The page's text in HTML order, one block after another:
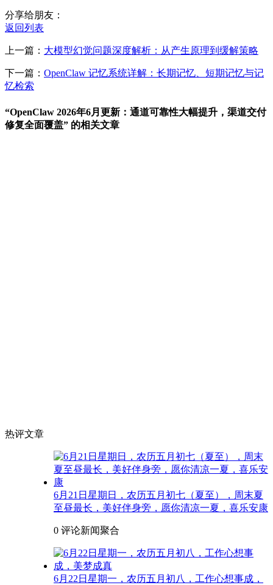
分享给朋友：
返回列表
上一篇： 大模型幻觉问题深度解析：从产生原理到缓解策略
下一篇： OpenClaw 记忆系统详解：长期记忆、短期记忆与记
忆检索
“OpenClaw 2026年6月更新：通道可靠性大幅提升，渠道交付
修复全面覆盖” 的相关文章
热评文章
6月21日星期日，农历五月初七（夏至），周末夏
至昼最长，美好伴身旁，愿你清凉一夏，喜乐安康
0 评论新闻聚合
6月22日星期一，农历五月初八，工作心想事成，